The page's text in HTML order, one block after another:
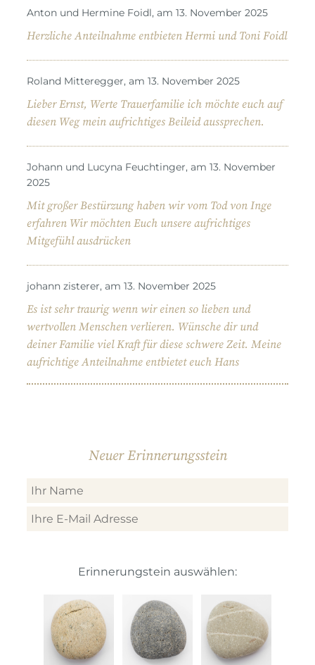
Anton und Hermine Foidl, am 13. November 2025
Herzliche Anteilnahme entbieten Hermi und Toni Foidl
Roland Mitteregger, am 13. November 2025
Lieber Ernst, Werte Trauerfamilie ich möchte euch auf
diesen Weg mein aufrichtiges Beileid aussprechen.
Johann und Lucyna Feuchtinger, am 13. November
2025
Mit großer Bestürzung haben wir vom Tod von Inge
erfahren Wir möchten Euch unsere aufrichtiges
Mitgefühl ausdrücken
johann zisterer, am 13. November 2025
Es ist sehr traurig wenn wir einen so lieben und
wertvollen Menschen verlieren. Wünsche dir und
deiner Familie viel Kraft für diese schwere Zeit. Meine
aufrichtige Anteilnahme entbietet euch Hans
Neuer Erinnerungsstein
Erinnerungstein auswählen: